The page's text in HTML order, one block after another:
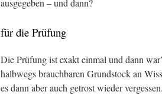
ausgegeben – und dann?
für die Prüfung
Die Prüfung ist exakt einmal und dann
halbwegs brauchbaren Grundstock an
es dann aber auch getrost wieder